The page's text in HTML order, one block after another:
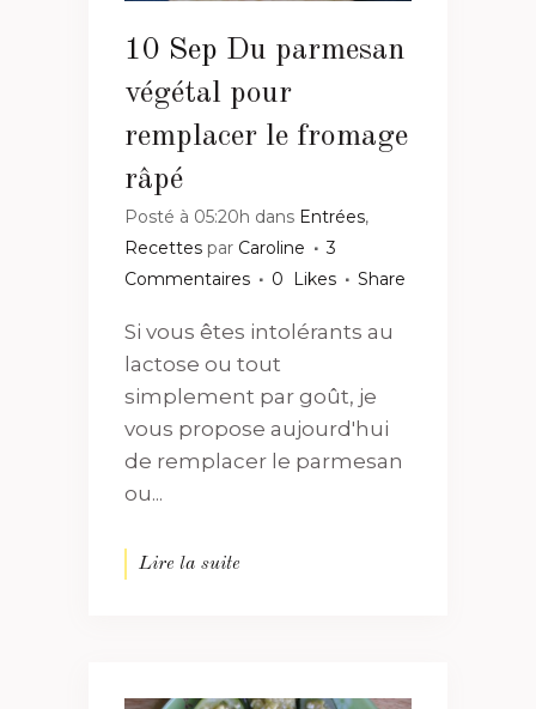
10 Sep Du parmesan
végétal pour
remplacer le fromage
râpé
Posté à 05:20h dans Entrées,
Recettes par Caroline
3
Commentaires
0 Likes Share
Si vous êtes intolérants au
lactose ou tout
simplement par goût, je
vous propose aujourd'hui
de remplacer le parmesan
ou...
Lire la suite